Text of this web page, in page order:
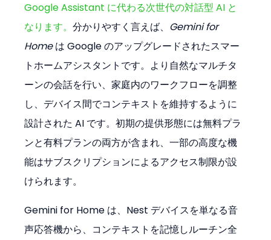
Google Assistant に代わる次世代の対話型 AI と
なります。分かりやすく言えば、 Gemini for
Home は Google のアップグレードされたスマー
トホームアシスタントです。より自然なマルチタ
ーンの会話を行い、家庭内のワークフローを調整
し、デバイス間でコンテキストを維持するように
設計された AI です。初期の提供形態には無料プラ
ンと有料プランの両方が含まれ、一部の高度な機
能はサブスクリプションによるアクセス制限が設
けられます。
Gemini for Home は、Nest デバイスを単なる音
声応答機から、コンテキストを記憶しルーチン全